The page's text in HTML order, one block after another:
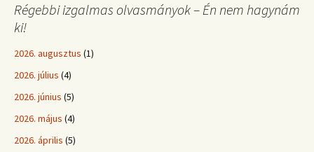
Régebbi izgalmas olvasmányok – Én nem hagynám
ki!
2026. augusztus (1)
2026. július (4)
2026. június (5)
2026. május (4)
2026. április (5)